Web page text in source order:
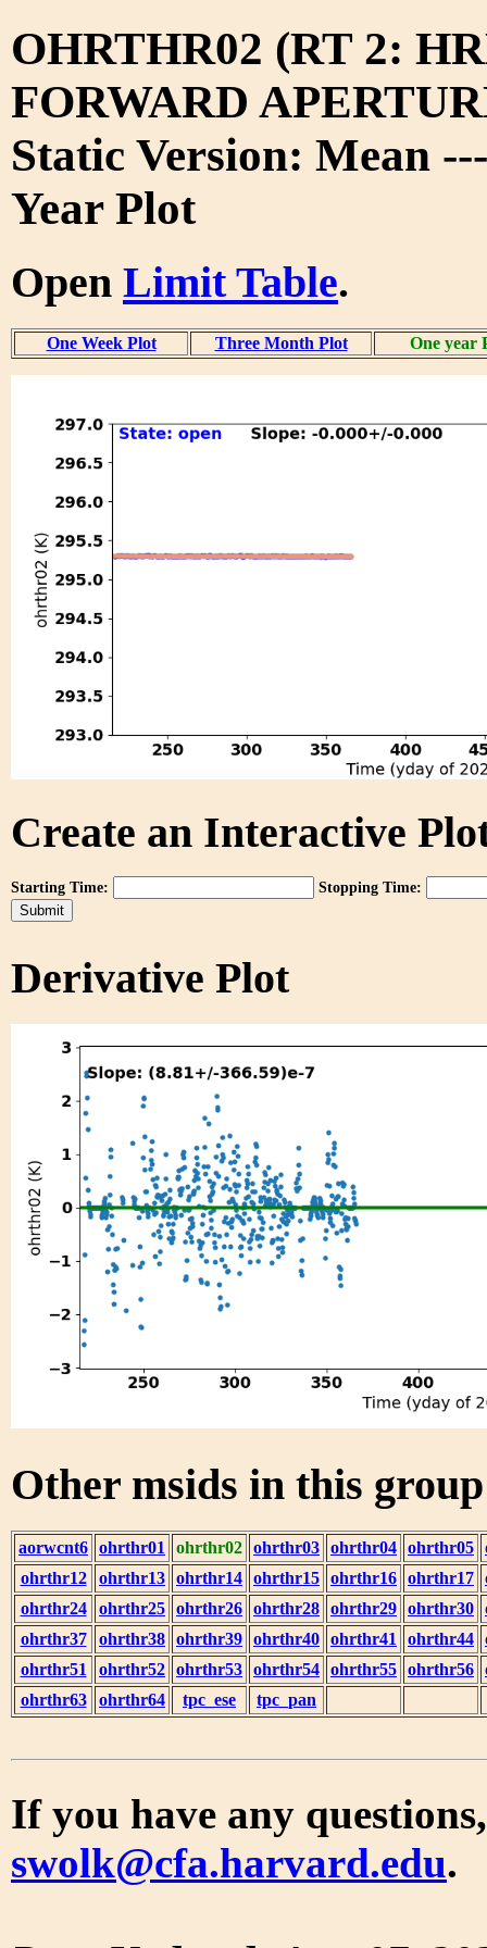
OHRTHR02 (RT 2:
FORWARD
Static Version: Mean
Year Plot
Open Limit Table.
One Week Plot Three Month Plot One year
Create an Interactive
Starting Time: Stopping Time:
Derivative Plot
Other msids in this
aorwcnt6 ohrthr01 ohrthr02 ohrthr03 ohrthr04 ohrthr05
ohrthr12
ohrthr13 ohrthr14 ohrthr15 ohrthr16 ohrthr17
ohrthr24
ohrthr25 ohrthr26 ohrthr28 ohrthr29 ohrthr30
ohrthr37
ohrthr38 ohrthr39 ohrthr40 ohrthr41 ohrthr44
ohrthr51
ohrthr52 ohrthr53 ohrthr54 ohrthr55 ohrthr56
ohrthr63
ohrthr64 tpc_ese tpc_pan
If you have any
swolk@cfa.harvard.edu.